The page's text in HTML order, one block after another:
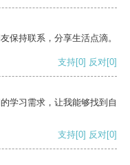
保持联系，分享生活点滴。
支持[0] 反对[0]
学习需求，让我能够找到自
支持[0] 反对[0]